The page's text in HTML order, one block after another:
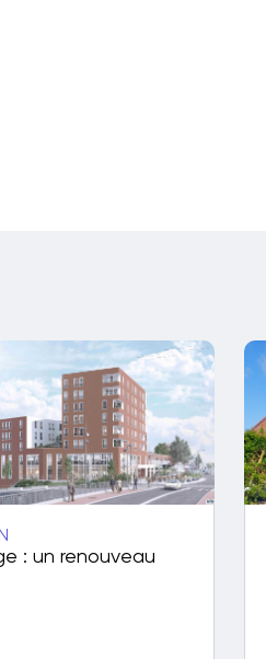
: un renouveau